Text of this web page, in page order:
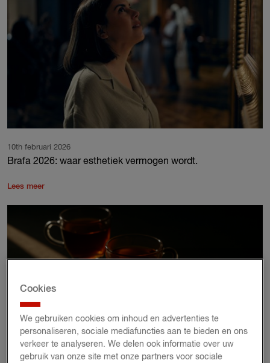
10th februari 2026
Brafa 2026: waar esthetiek vermogen wordt.
Lees meer
Cookies
We gebruiken cookies om inhoud en advertenties te
personaliseren, sociale mediafuncties aan te bieden en ons
verkeer te analyseren. We delen ook informatie over uw
gebruik van onze site met onze partners voor sociale